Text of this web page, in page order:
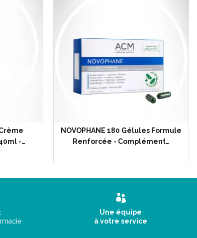
Crème
-…
NOVOPHANE 180 Gélules Formule
Renforcée - Complément…
Une équipe
à votre service